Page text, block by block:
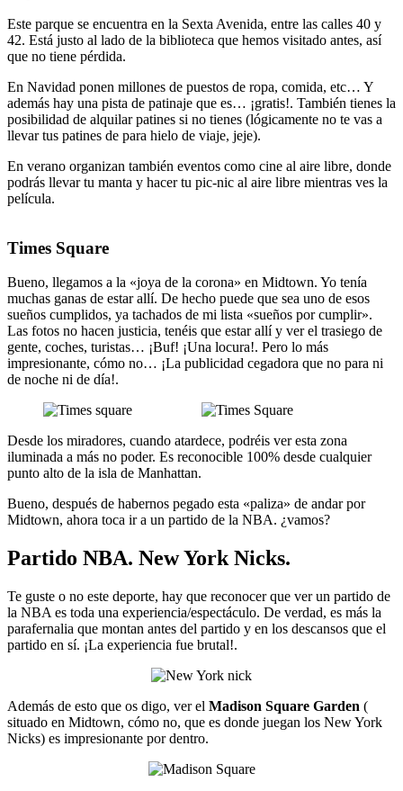
Este parque se encuentra en la Sexta Avenida, entre las calles 40 y
42. Está justo al lado de la biblioteca que hemos visitado antes, así
que no tiene pérdida.
En Navidad ponen millones de puestos de ropa, comida, etc… Y
además hay una pista de patinaje que es… ¡gratis!. También tienes la
posibilidad de alquilar patines si no tienes (lógicamente no te vas a
llevar tus patines de para hielo de viaje, jeje).
En verano organizan también eventos como cine al aire libre, donde
podrás llevar tu manta y hacer tu pic-nic al aire libre mientras ves la
película.
Times Square
Bueno, llegamos a la «joya de la corona» en Midtown. Yo tenía
muchas ganas de estar allí. De hecho puede que sea uno de esos
sueños cumplidos, ya tachados de mi lista «sueños por cumplir».
Las fotos no hacen justicia, tenéis que estar allí y ver el trasiego de
gente, coches, turistas… ¡Buf! ¡Una locura!. Pero lo más
impresionante, cómo no… ¡La publicidad cegadora que no para ni
de noche ni de día!.
Desde los miradores, cuando atardece, podréis ver esta zona
iluminada a más no poder. Es reconocible 100% desde cualquier
punto alto de la isla de Manhattan.
Bueno, después de habernos pegado esta «paliza» de andar por
Midtown, ahora toca ir a un partido de la NBA. ¿vamos?
Partido NBA. New York Nicks.
Te guste o no este deporte, hay que reconocer que ver un partido de
la NBA es toda una experiencia/espectáculo. De verdad, es más la
parafernalia que montan antes del partido y en los descansos que el
partido en sí. ¡La experiencia fue brutal!.
Además de esto que os digo, ver el Madison Square Garden (
situado en Midtown, cómo no, que es donde juegan los New York
Nicks) es impresionante por dentro.